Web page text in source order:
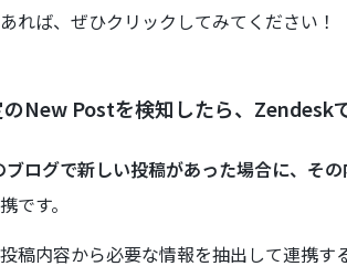
れば、ぜひクリックしてみてください！
New Postを検知したら、Zendesk
ログで新しい投稿があった場合に、そ
です。
稿内容から必要な情報を抽出して連携す